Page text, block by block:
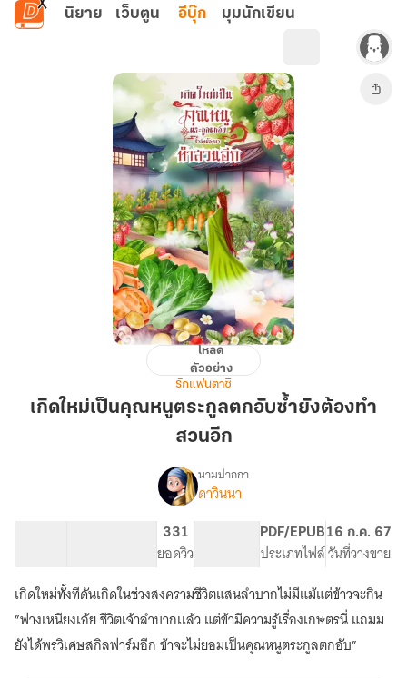
ข้ามไปยังเนื้อหาหลัก
นิยาย เว็บตูน อีบุ๊ก มุมนักเขียน
เป็น
คุณ
สวน
อีก
โหลด
ตัวอย่าง
รักแฟนตาซี
เกิดใหม่เป็นคุณหนูตระกูลตกอับซ้ำยังต้องทำ
สวนอีก
เรื่อง
หนู
ตระกูล
ตกอับ
ซ้ำ
ยัง
นามปากกา
ดาวินนา
331
ยอดวิว
PDF/EPUB
ประเภทไฟล์
16 ก.ค. 67
วันที่วางขาย
เกิดใหม่ทั้งทีดันเกิดในช่วงสงครามชีวิตแสนลำบากไม่มีแม้แต่ข้าวจะกิน
”ฟางเหนียงเอ้ย ชีวิตเจ้าลำบากเเล้ว แต่ข้ามีความรู้เรื่องเกษตรนี่ แถมม
ยังได้พรวิเศษสกิลฟาร์มอีก ข้าจะไม่ยอมเป็นคุณหนูตระกูลตกอับ”